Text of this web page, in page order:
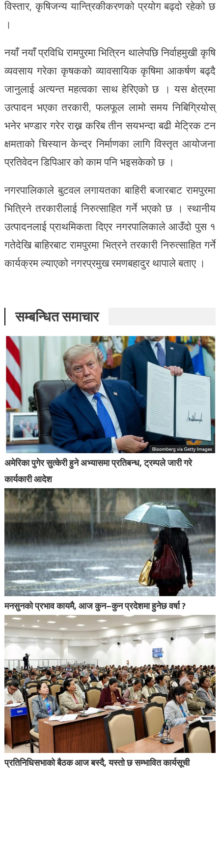
विस्तार, कृषिजन्य यान्त्रिकीकरणको प्रयोग बढ्दो रहेको छ
।
नयाँ नयाँ प्रविधि रामपुरमा भित्रिन थालेपछि निर्वाहमुखी कृषि
व्यवसाय गरेका कृषकको व्यावसायिक कृषिमा आकर्षण बढ्दै
जानुलाई अत्यन्त महत्वका साथ हेरिएको छ । यस क्षेत्रमा
उत्पादन भएका तरकारी, फलफूल लामो समय निबिग्रियोस्
भनेर भण्डार गरेर राख्न करिब तीन सयभन्दा बढी मेट्रिक टन
क्षमताको चिस्यान केन्द्र निर्माणका लागि विस्तृत आयोजना
प्रतिवेदन डिपिआर को काम पनि भइसकेको छ ।
नगरपालिकाले बुटवल लगायतका बाहिरी बजारबाट रामपुरमा
भित्रिने तरकारीलाई निरुत्साहित गर्ने भएको छ । स्थानीय
उत्पादनलाई प्राथमिकता दिएर नगरपालिकाले आउँदो पुस १
गतेदेखि बाहिरबाट रामपुरमा भित्रने तरकारी निरुत्साहित गर्ने
कार्यक्रम ल्याएको नगरप्रमुख रमणबहादुर थापाले बताए ।
सम्बन्धित समाचार
अमेरिका पुगेर सुत्केरी हुने अभ्यासमा प्रतिबन्ध, ट्रम्पले जारी गरे
कार्यकारी आदेश
मनसुनको प्रभाव कायमै, आज कुन–कुन प्रदेशमा हुनेछ वर्षा ?
प्रतिनिधिसभाको बैठक आज बस्दै, यस्तो छ सम्भावित कार्यसूची